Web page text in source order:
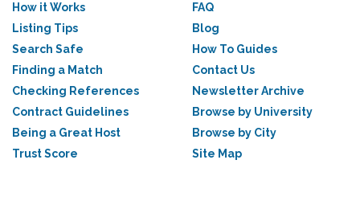
How it Works
Listing Tips
Search Safe
Finding a Match
Checking References
Contract Guidelines
Being a Great Host
Trust Score
FAQ
Blog
How To Guides
Contact Us
Newsletter Archive
Browse by University
Browse by City
Site Map